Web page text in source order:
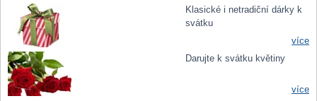
Klasické i netradiční dárky k
svátku
více
Darujte k svátku květiny
více